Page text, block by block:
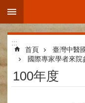
跳到主要內容區塊
進
階
搜
尋
:::
首頁
臺灣中醫
國際專家學者來
100年度